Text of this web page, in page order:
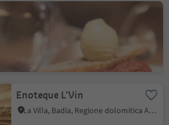
Residence Bistró Ciasa
Badia, Regione dolomitica Alta Badia
Enoteque L'Vin
La Villa, Badia, Regione dolomitica Alta Badia